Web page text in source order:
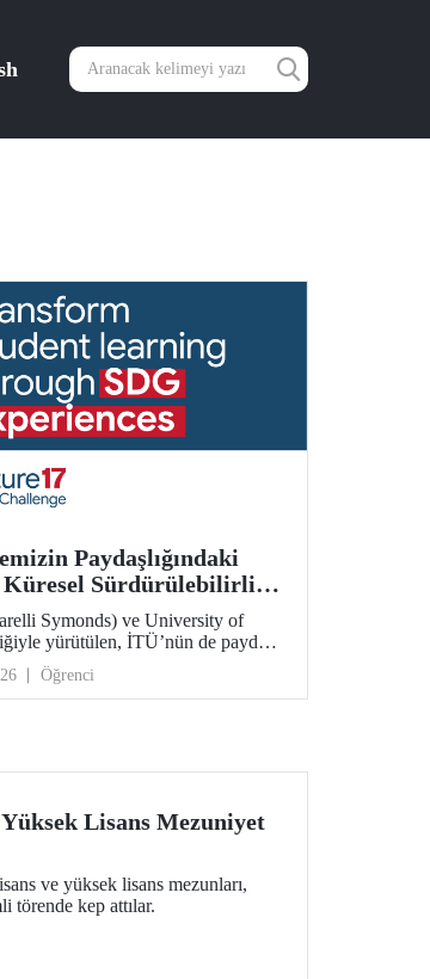
Paydaşlığındaki
Küresel Sürdürülebilirlik
Öğrencilerimizin
Bekliyor
Symonds) ve University of
yürütülen, İTÜ’nün de paydaşı
Küresel Sürdürülebilirlik Proje
yeni dönem öğrenci başvuruları
için son gün 31 Ağustos!
Öğrenci
Lisans Mezuniyet
ve yüksek lisans mezunları,
törende kep attılar.